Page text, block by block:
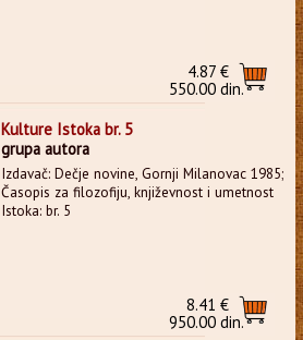
4.87 €
550.00 din.
Kulture Istoka br. 5
grupa autora
Izdavač: Dečje novine, Gornji Milanovac 1985;
Časopis za filozofiju, književnost i umetnost
Istoka: br. 5
8.41 €
950.00 din.